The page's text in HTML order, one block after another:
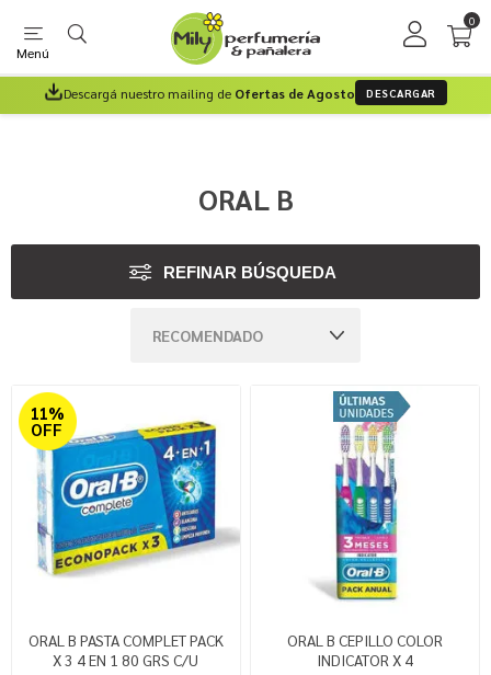
Menú
0
Descargá nuestro mailing de Ofertas de Agosto DESCARGAR
ORAL B
REFINAR BÚSQUEDA
11%
OFF
ORAL B PASTA COMPLET PACK
X 3 4 EN 1 80 GRS C/U
ORAL B CEPILLO COLOR
INDICATOR X 4